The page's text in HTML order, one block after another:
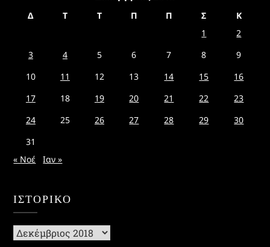
Δ Τ Τ Π Π Σ
Κ
1
2
3
4 5 6 7 8
9
10
11 12 13 14 15
16
17
18 19 20 21 22
23
24
25 26 27 28 29
30
31
« Νοέ
Ιαν »
ΙΣΤΟΡΙΚΌ
Ιστορικό